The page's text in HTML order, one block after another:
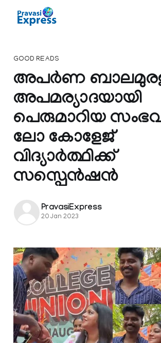
GOOD READS
അപര്‍ണ
അപമര്യാദയായി
പെരുമാറിയ
ലോ കോളേജ്
വിദ്യാര്‍ത്ഥിക്ക്
സസ്പെൻഷൻ
PravasiExpress
20 Jan 2023